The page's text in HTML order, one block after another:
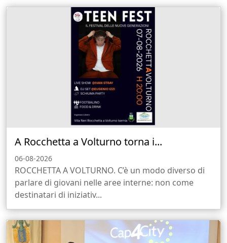
A Rocchetta a Volturno torna i...
06-08-2026
ROCCHETTA A VOLTURNO. C’è un modo diverso di
parlare di giovani nelle aree interne: non come
destinatari di iniziativ...